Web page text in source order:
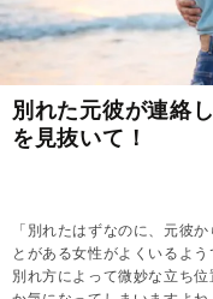
別れた元彼が連絡
を見抜いて！
「別れたはずなのに、元彼
とがある女性がよくいるよう
別れ方によって微妙な立ち